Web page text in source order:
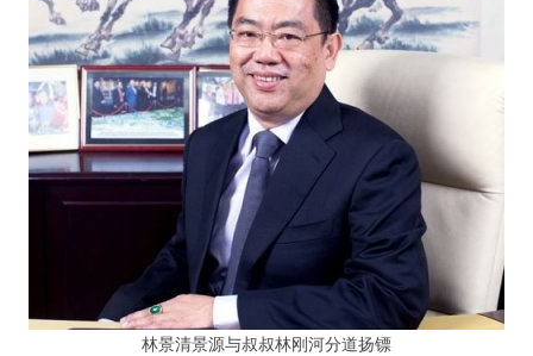
林景清景源与叔叔林刚河分道扬镖